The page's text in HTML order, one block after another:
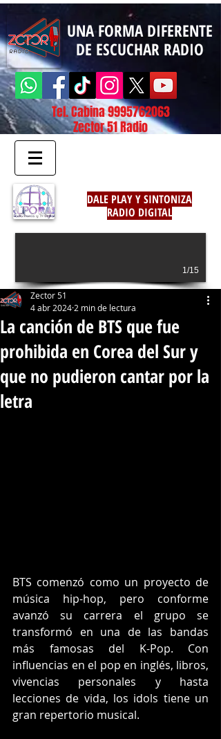
UNA FORMA DIFERENTE
DE ESCUCHAR RADIO
Tel. Cabina9995762063
Zector 51 Radio
DALE PLAY Y SINTONIZA
RADIO DIGITAL
1/15
La canción de BTS que fue
prohibida en Corea del Sur y
que no pudieron cantar por la
letra
Zector 51
4 abr 2024 2 min de lectura
BTS comenzó como un proyecto de
música hip-hop, pero conforme
avanzó su carrera el grupo se
transformó en una de las bandas
más famosas del K-Pop. Con
influencias en el pop en inglés, libros,
vivencias personales y hasta
lecciones de vida, los idols tiene un
gran repertorio musical.